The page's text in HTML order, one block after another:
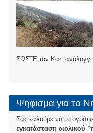
ΣΩΣΤΕ τον
Ψήφισμα για το
Σας καλούμε να
εγκατάσταση αιολικού